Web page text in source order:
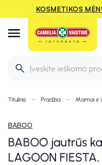
KOSMETIKOS
Įveskite ieškomo
Titulinis Pradžia Mamai ir
BABOO
BABOO jautrūs
LAGOON